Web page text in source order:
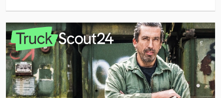
Bobcat E35Z
Bobcat E50
Bobcat Palettengabel
Bobcat S100
Bobcat S450